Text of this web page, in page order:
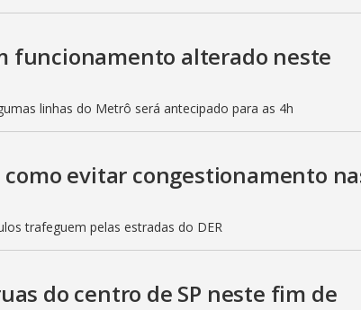
funcionamento alterado neste
linhas do Metrô será antecipado para as 4h
evitar congestionamento
trafeguem pelas estradas do DER
do centro de SP neste fim de